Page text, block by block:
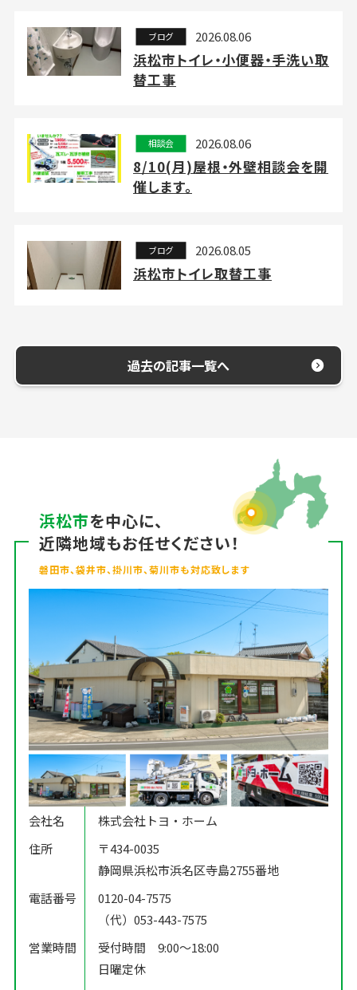
ブログ 2026.08.06
浜松市トイレ・小便器・手洗い取
替工事
相談会 2026.08.06
8/10(月)屋根・外壁相談会を開
催します。
ブログ 2026.08.05
浜松市トイレ取替工事
過去の記事一覧へ
浜松市を中心に、
近隣地域もお任せください！
磐田市、袋井市、掛川市、菊川市も対応致します
会社名
株式会社トヨ・ホーム
住所
〒434-0035
静岡県浜松市浜名区寺島2755番地
電話番号
0120-04-7575
（代）053-443-7575
営業時間
受付時間 9:00〜18:00
日曜定休